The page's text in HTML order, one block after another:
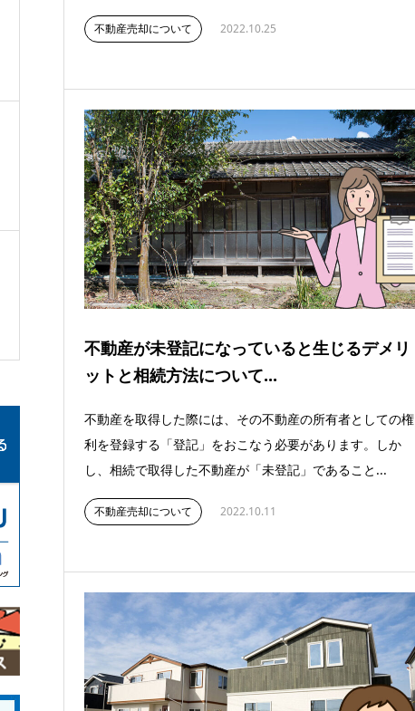
不動産売却について 2022.10.25
不動産が未登記になっていると生じるデメリ
ットと相続方法について...
不動産を取得した際には、その不動産の所有者としての権
利を登録する「登記」をおこなう必要があります。しか
し、相続で取得した不動産が「未登記」であること...
不動産売却について 2022.10.11